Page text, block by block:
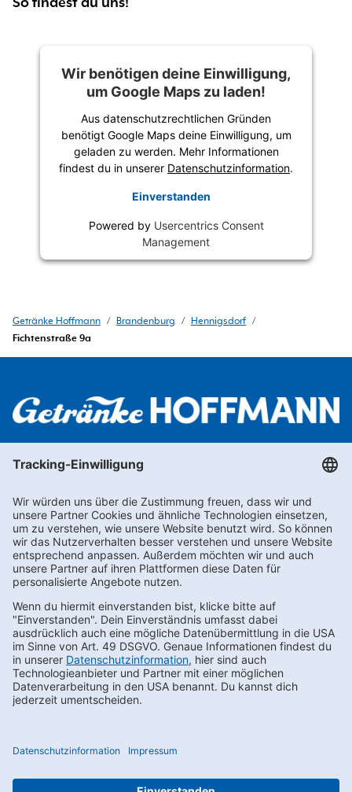
Wir benötigen deine Einwilligung,
um Google Maps zu laden!
Aus datenschutzrechtlichen Gründen
benötigt Google Maps deine Einwilligung, um
geladen zu werden. Mehr Informationen
findest du in unserer Datenschutzinformation.
Einverstanden
Powered by Usercentrics Consent
Management
Getränke Hoffmann / Brandenburg / Hennigsdorf /
Fichtenstraße 9a
Newsletter abonnieren
Kontakt
FAQs
Karriere
Datenschutz
Compliance